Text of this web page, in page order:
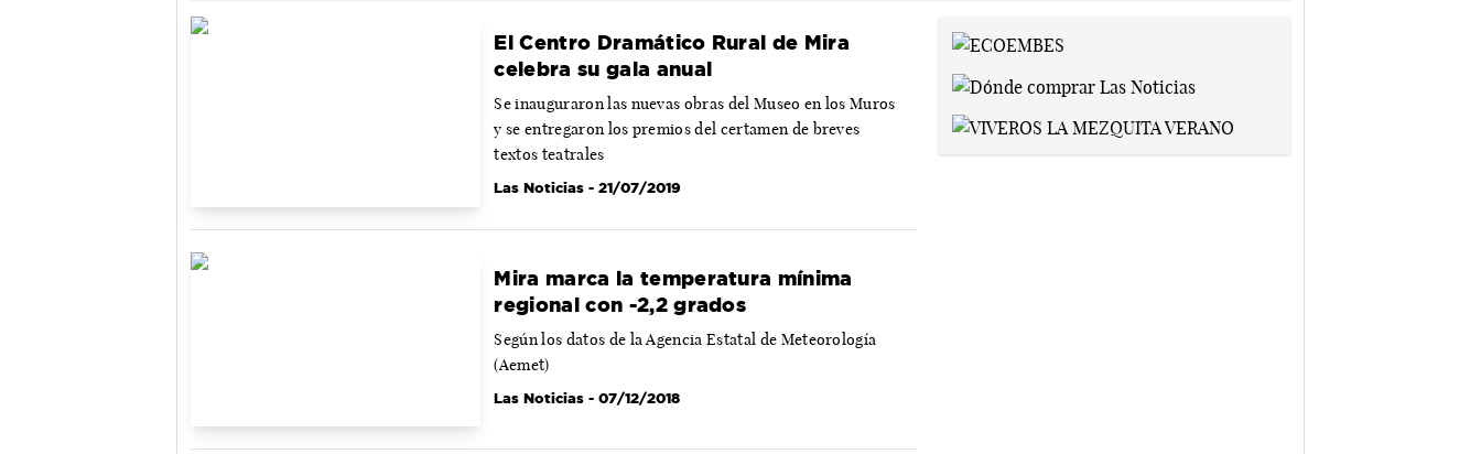
El Centro Dramático Rural de Mira
celebra su gala anual
Se inauguraron las nuevas obras del Museo en los Muros
y se entregaron los premios del certamen de breves
textos teatrales
Las Noticias - 21/07/2019
Mira marca la temperatura mínima
regional con -2,2 grados
Según los datos de la Agencia Estatal de Meteorología
(Aemet)
Las Noticias - 07/12/2018